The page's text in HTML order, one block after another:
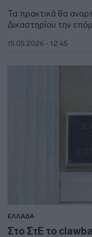
Τα πρακτικά θα
Δικαστηρίου την
15.05.2026 - 12:45
ΕΛΛΑΔΑ
Στο ΣτΕ το